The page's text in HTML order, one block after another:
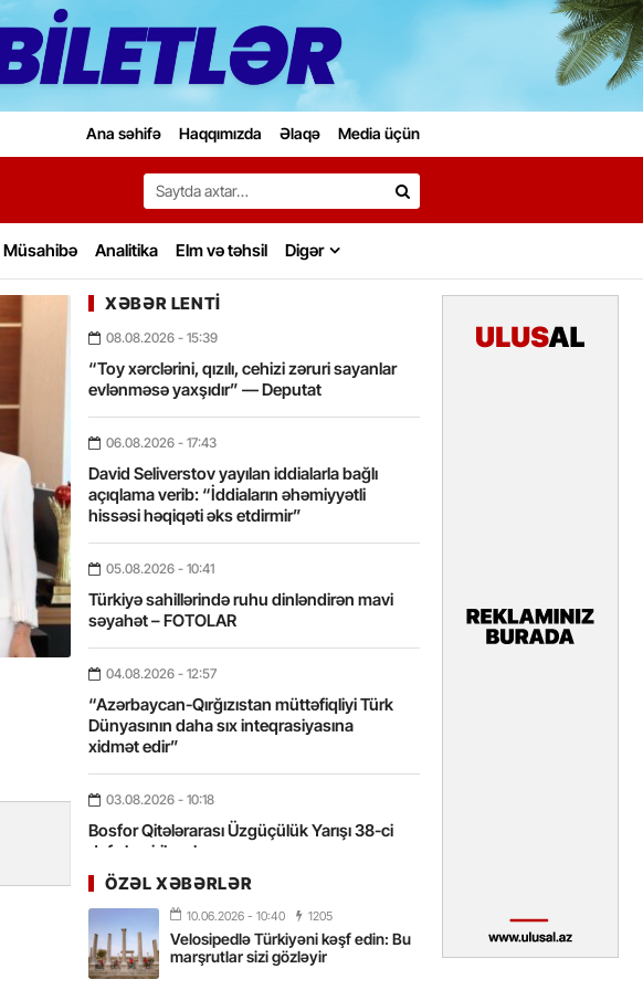
Ana səhifə Haqqımızda Əlaqə Media üçün
Search…
Müsahibə Analitika Elm və təhsil Digər
XƏBƏR LENTI
08.08.2026 - 15:39
“Toy xərclərini, qızılı, cehizi zəruri sayanlar
evlənməsə yaxşıdır” — Deputat
06.08.2026 - 17:43
David Seliverstov yayılan iddialarla bağlı
açıqlama verib: “İddiaların əhəmiyyətli
hissəsi həqiqəti əks etdirmir”
05.08.2026 - 10:41
Türkiyə sahillərində ruhu dinləndirən mavi
səyahət – FOTOLAR
04.08.2026 - 12:57
“Azərbaycan-Qırğızıstan müttəfiqliyi Türk
Dünyasının daha sıx inteqrasiyasına
xidmət edir”
03.08.2026 - 10:18
Bosfor Qitələrarası Üzgüçülük Yarışı 38-ci
dəfə keçiriləcək
- 18:22
Ana dilimiz milli kimliyimizin və mənəvi
birliyimizin əsas dayağıdır – Tənzilə
Rüstəmxanlı
ÖZƏL XƏBƏRLƏR
10.06.2026 - 10:40 1205
Velosipedlə Türkiyəni kəşf edin: Bu
marşrutlar sizi gözləyir